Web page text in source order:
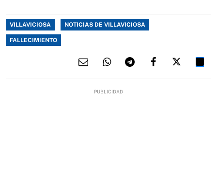
VILLAVICIOSA NOTICIAS DE VILLAVICIOSA
FALLECIMIENTO